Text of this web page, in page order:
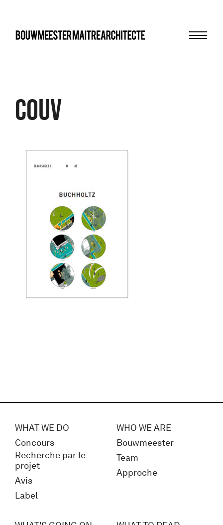
Couv
WHAT WE DO
Concours
Recherche par le
projet
Avis
Label
WHO WE ARE
Bouwmeester
Team
Approche